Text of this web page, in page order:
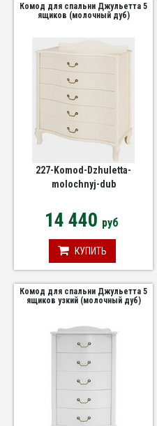
Комод для спальни Джульетта 5
ящиков (молочный дуб)
227-Komod-Dzhuletta-
molochnyj-dub
14 440 руб
КУПИТЬ
Комод для спальни Джульетта 5
ящиков узкий (молочный дуб)